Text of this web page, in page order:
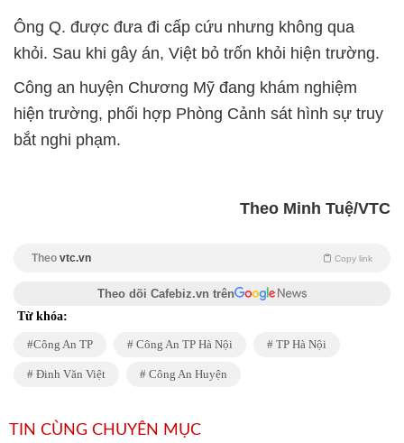
Ông Q. được đưa đi cấp cứu nhưng không qua
khỏi. Sau khi gây án, Việt bỏ trốn khỏi hiện trường.
Công an huyện Chương Mỹ đang khám nghiệm
hiện trường, phối hợp Phòng Cảnh sát hình sự truy
bắt nghi phạm.
Theo Minh Tuệ/VTC
Theo vtc.vn Copy link
Theo dõi Cafebiz.vn trên
Từ khóa:
Công An TP Công An TP Hà Nội TP Hà Nội
Đinh Văn Việt Công An Huyện
TIN CÙNG CHUYÊN MỤC